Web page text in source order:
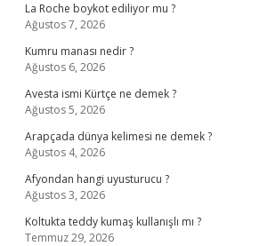
La Roche boykot ediliyor mu ?
Ağustos 7, 2026
Kumru manası nedir ?
Ağustos 6, 2026
Avesta ismi Kürtçe ne demek ?
Ağustos 5, 2026
Arapçada dünya kelimesi ne demek ?
Ağustos 4, 2026
Afyondan hangi uyusturucu ?
Ağustos 3, 2026
Koltukta teddy kumaş kullanışlı mı ?
Temmuz 29, 2026